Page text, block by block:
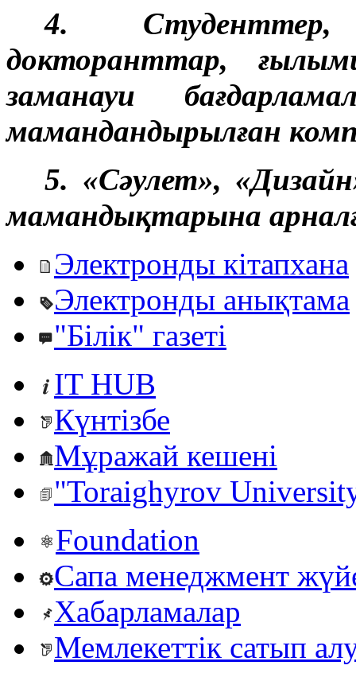
4.
докторанттар,
заманауи
мамандандырылған
5. «Сәулет»,
мамандықтарына
Электронды кітапхана
Электронды анықтама
"Білік" газеті
IT HUB
Күнтізбе
Мұражай кешені
"Toraighyrov
Foundation
Сапа менеджмент
Хабарламалар
Мемлекеттік сатып